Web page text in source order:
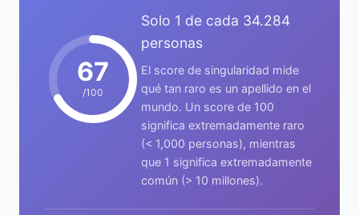
67
/100
Solo 1 de cada 34.284
personas
El score de singularidad mide
qué tan raro es un apellido en el
mundo. Un score de 100
significa extremadamente raro
(< 1,000 personas), mientras
que 1 significa extremadamente
común (> 10 millones).